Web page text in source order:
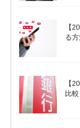
【
る
【
比